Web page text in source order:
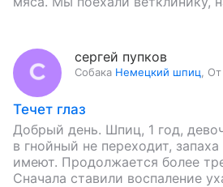
сергей пупков
Собака Немецкий шпиц От
Течет глаз
Добрый день. Шпиц, 1 год,
в гнойный не переходит,
имеют. Продолжается более
Сначала ставили воспаление